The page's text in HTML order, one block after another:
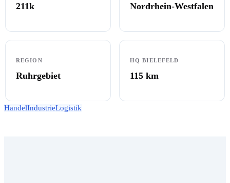
211k Nordrhein-Westfalen
REGION
Ruhrgebiet
HQ BIELEFELD
115 km
HandelIndustrieLogistik